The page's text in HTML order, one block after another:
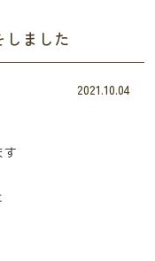
ました
2021.10.04
す